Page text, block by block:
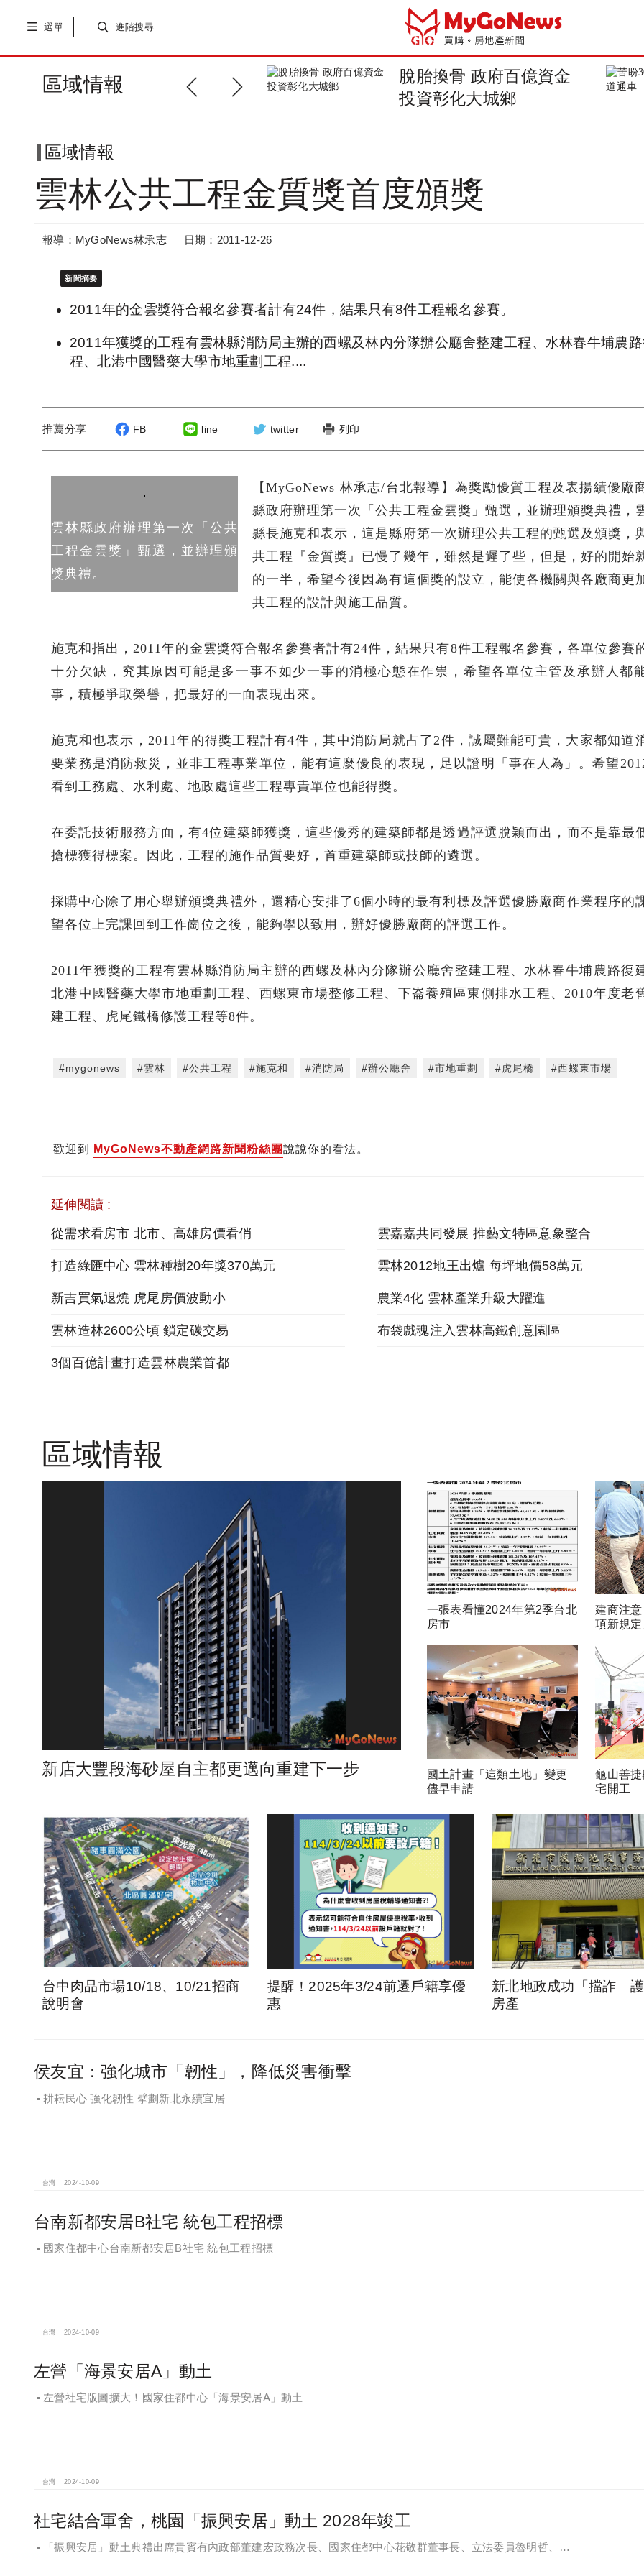
選單 進階搜尋
區域情報
脫胎換骨 政府百億資金
投資彰化大城鄉
苦盼30年 嘉義民雄交流
道通車
區域情報
雲林公共工程金質獎首度頒獎
報導：MyGoNews林承志 ｜ 日期：2011-12-26
新聞摘要
2011年的金雲獎符合報名參賽者計有24件，結果只有8件工程報名參賽。
2011年獲獎的工程有雲林縣消防局主辦的西螺及林內分隊辦公廳舍整建工程、水林春牛埔農
程、北港中國醫藥大學市地重劃工程....
推薦分享 FB line twitter 列印
雲林縣政府辦理第一次「公共
工程金雲獎」甄選，並辦理頒
獎典禮。
【MyGoNews 林承志/台北報導】為獎勵優質工程及表揚績優廠
縣政府辦理第一次「公共工程金雲獎」甄選，並辦理頒獎典禮，
縣長施克和表示，這是縣府第一次辦理公共工程的甄選及頒獎，
共工程『金質獎』已慢了幾年，雖然是遲了些，但是，好的開始
的一半，希望今後因為有這個獎的設立，能使各機關與各廠商更
共工程的設計與施工品質。
施克和指出，2011年的金雲獎符合報名參賽者計有24件，結果只有8件工程報名參賽，各單位參賽
十分欠缺，究其原因可能是多一事不如少一事的消極心態在作祟，希望各單位主管及承辦人都
事，積極爭取榮譽，把最好的一面表現出來。
施克和也表示，2011年的得獎工程計有4件，其中消防局就占了2件，誠屬難能可貴，大家都知道
要業務是消防救災，並非工程專業單位，能有這麼優良的表現，足以證明「事在人為」。希望
看到工務處、水利處、地政處這些工程專責單位也能得獎。
在委託技術服務方面，有4位建築師獲獎，這些優秀的建築師都是透過評選脫穎而出，而不是靠最
搶標獲得標案。因此，工程的施作品質要好，首重建築師或技師的遴選。
採購中心除了用心舉辦頒獎典禮外，還精心安排了6個小時的最有利標及評選優勝廠商作業程序的
望各位上完課回到工作崗位之後，能夠學以致用，辦好優勝廠商的評選工作。
2011年獲獎的工程有雲林縣消防局主辦的西螺及林內分隊辦公廳舍整建工程、水林春牛埔農路復
北港中國醫藥大學市地重劃工程、西螺東市場整修工程、下崙養殖區東側排水工程、2010年度老
建工程、虎尾鐵橋修護工程等8件。
#mygonews #雲林 #公共工程 #施克和 #消防局 #辦公廳舍 #市地重劃 #虎尾橋 #西螺東市場
歡迎到 MyGoNews不動產網路新聞粉絲團說說你的看法。
延伸閱讀 :
從需求看房市 北市、高雄房價看俏
雲嘉嘉共同發展 推藝文特區意象整合
打造綠匯中心 雲林種樹20年獎370萬元 雲林2012地王出爐 每坪地價58萬元
新吉買氣退燒 虎尾房價波動小 農業4化 雲林產業升級大躍進
雲林造林2600公頃 鎖定碳交易 布袋戲魂注入雲林高鐵創意園區
3個百億計畫打造雲林農業首都
區域情報
新店大豐段海砂屋自主都更邁向重建下一步
一張表看懂2024年第2季台北
房市
建商注
項新規定
國土計畫「這類土地」變更
儘早申請
龜山善
宅開工
台中肉品市場10/18、10/21招商
說明會
提醒！2025年3/24前遷戶籍享優
惠
新北地政成功「擋詐」
房產
侯友宜：強化城市「韌性」，降低災害衝擊
耕耘民心 強化韌性 擘劃新北永續宜居
台灣 2024-10-09
台南新都安居B社宅 統包工程招標
國家住都中心台南新都安居B社宅 統包工程招標
台灣 2024-10-09
左營「海景安居A」動土
左營社宅版圖擴大！國家住都中心「海景安居A」動土
台灣 2024-10-09
社宅結合軍舍，桃園「振興安居」動土 2028年竣工
「振興安居」動土典禮出席貴賓有內政部董建宏政務次長、國家住都中心花敬群董事長、立法委員魯明哲、財